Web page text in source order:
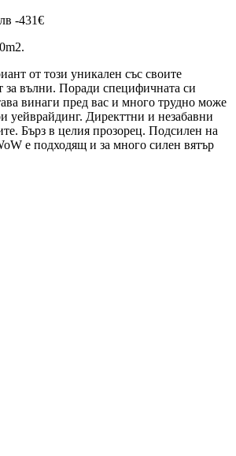
-431€
от този уникален със своите
за вълни. Поради специфичната си
винаги пред вас и много трудно може
уейврайдинг. Директтни и незабавни
Бърз в целия прозорец. Подсилен на
е подходящ и за много силен вятър